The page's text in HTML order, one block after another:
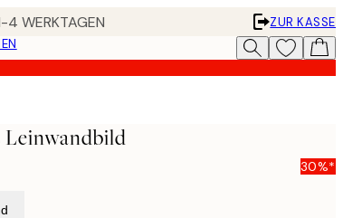
4 WERKTAGEN
ZUR KASSE
Leinwandbild
30%*